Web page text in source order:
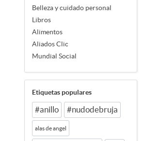
Belleza y cuidado personal
Libros
Alimentos
Aliados Clic
Mundial Social
Etiquetas populares
#anillo #nudodebruja
alas de angel